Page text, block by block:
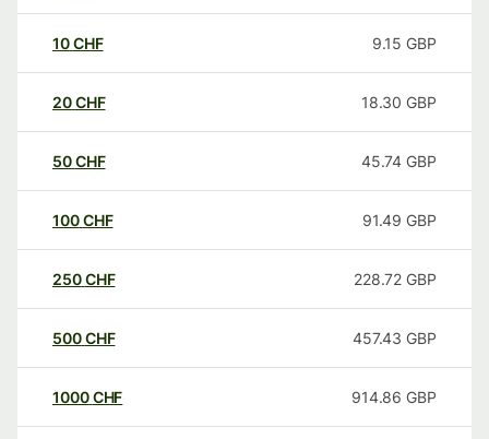
10CHF 9.15 GBP
20CHF 18.30 GBP
50CHF 45.74 GBP
100CHF 91.49 GBP
250CHF 228.72 GBP
500CHF 457.43 GBP
1000CHF 914.86 GBP